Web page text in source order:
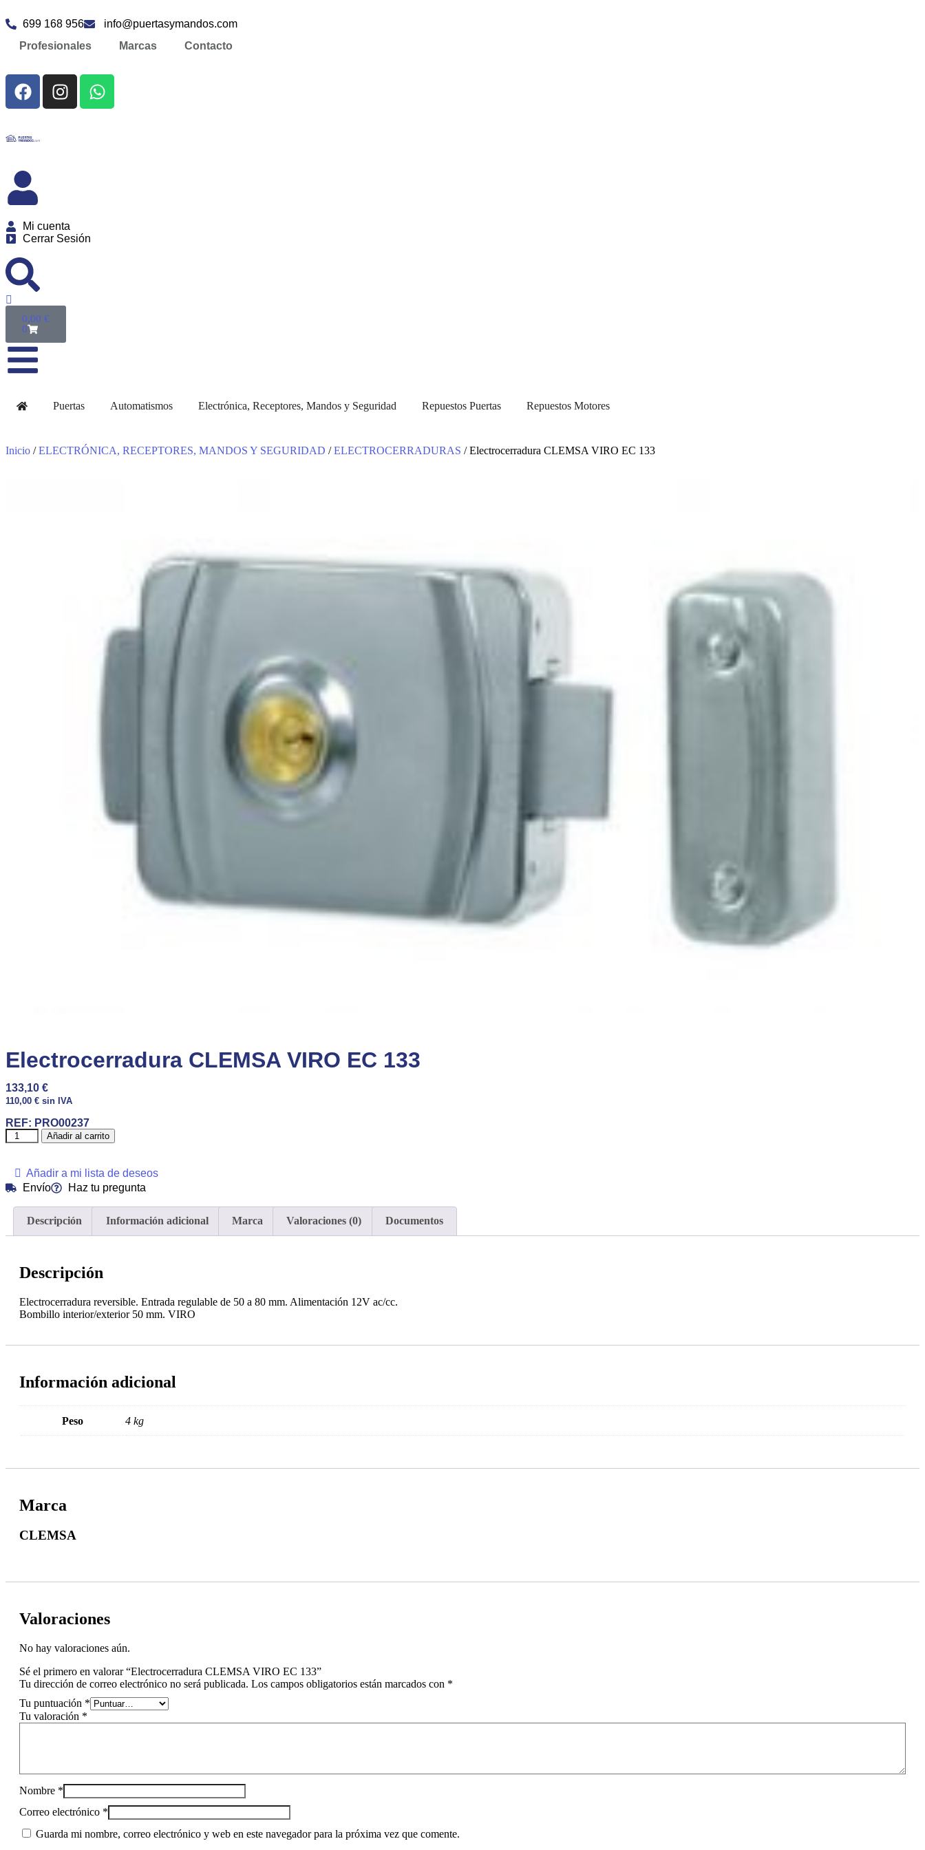
699 168 956
info@puertasymandos.com
Profesionales
Marcas Contacto
Mi cuenta
Cerrar Sesión
0,00 €
0
Puertas Automatismos Electrónica, Receptores, Mandos y Seguridad Repuestos Puertas Repuestos Motores
Inicio /ELECTRÓNICA, RECEPTORES, MANDOS Y SEGURIDAD /ELECTROCERRADURAS / Electrocerradura CLEMSA VIRO EC 133
Electrocerradura CLEMSA VIRO EC 133
133,10 €
110,00 € sin IVA
REF: PRO00237
Añadir al carrito
Añadir a mi lista de deseos
Envío
Haz tu pregunta
Descripción Información adicional Marca Valoraciones (0) Documentos
Descripción
Electrocerradura reversible. Entrada regulable de 50 a 80 mm. Alimentación 12V ac/cc.
Bombillo interior/exterior 50 mm. VIRO
Información adicional
Peso 4 kg
Marca
CLEMSA
Valoraciones
No hay valoraciones aún.
Sé el primero en valorar “Electrocerradura CLEMSA VIRO EC 133”
Tu dirección de correo electrónico no será publicada. Los campos obligatorios están marcados con *
Tu puntuación *
Tu valoración *
Nombre *
Correo electrónico *
Guarda mi nombre, correo electrónico y web en este navegador para la próxima vez que comente.